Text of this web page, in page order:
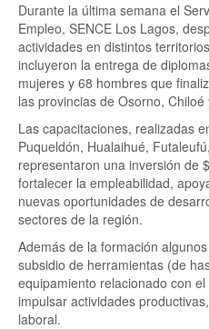
Durante la última semana el
Empleo, SENCE Los Lagos,
actividades en distintos
incluyeron la entrega de
mujeres y 68 hombres que
las provincias de Osorno, Chiloé
Las capacitaciones, realizadas
Puqueldón, Hualaihué,
representaron una inversión de
fortalecer la empleabilidad,
nuevas oportunidades de
sectores de la región.
Además de la formación
subsidio de herramientas (de
equipamiento relacionado con
impulsar actividades
laboral.